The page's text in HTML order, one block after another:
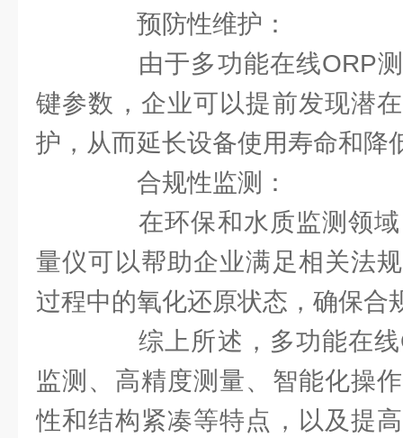
预防性维护：
由于多功能在线ORP测
键参数，企业可以提前发现潜
护，从而延长设备使用寿命和降
合规性监测：
在环保和水质监测领域
量仪可以帮助企业满足相关法
过程中的氧化还原状态，确保合
综上所述，多功能在线
监测、高精度测量、智能化操
性和结构紧凑等特点，以及提